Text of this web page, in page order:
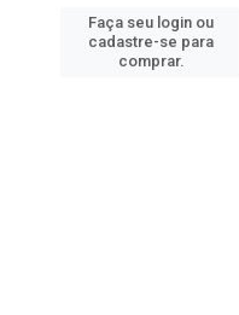
Faça seu login ou
cadastre-se para
comprar.